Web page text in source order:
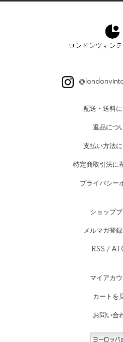
配送・送料
返品につ
支払い方法
特定商取引法に
プライバシー
ショップ
メルマガ登
RSS /
マイアカウ
カートを
お問い合